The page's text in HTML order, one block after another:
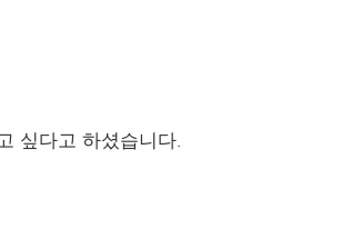
싶다고 하셨습니다.